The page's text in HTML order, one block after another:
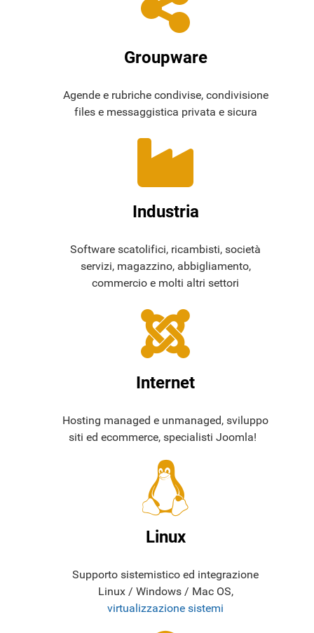
Groupware
Agende e rubriche condivise, condivisione
files e messaggistica privata e sicura
Industria
Software scatolifici, ricambisti, società
servizi, magazzino, abbigliamento,
commercio e molti altri settori
Internet
Hosting managed e unmanaged, sviluppo
siti ed ecommerce, specialisti Joomla!
Linux
Supporto sistemistico ed integrazione
Linux / Windows / Mac OS,
virtualizzazione sistemi